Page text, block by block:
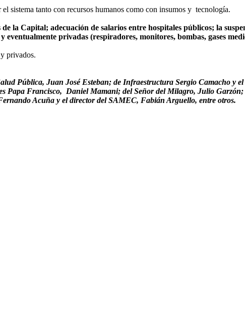
sistema tanto con recursos humanos como con insumos y tecnología.
la Capital; adecuación de salarios entre hospitales públicos; la
privadas (respiradores, monitores, bombas, gases
privados.
Pública, Juan José Esteban; de Infraestructura Sergio Camacho y
Papa Francisco, Daniel Mamani; del Señor del Milagro, Julio
Acuña y el director del SAMEC, Fabián Arguello, entre otros.